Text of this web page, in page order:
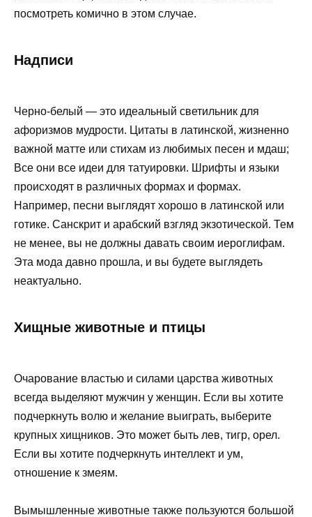
посмотреть комично в этом случае.
Надписи
Черно-белый — это идеальный светильник для
афоризмов мудрости. Цитаты в латинской, жизненно
важной матте или стихам из любимых песен и мдаш;
Все они все идеи для татуировки. Шрифты и языки
происходят в различных формах и формах.
Например, песни выглядят хорошо в латинской или
готике. Санскрит и арабский взгляд экзотической. Тем
не менее, вы не должны давать своим иероглифам.
Эта мода давно прошла, и вы будете выглядеть
неактуально.
Хищные животные и птицы
Очарование властью и силами царства животных
всегда выделяют мужчин у женщин. Если вы хотите
подчеркнуть волю и желание выиграть, выберите
крупных хищников. Это может быть лев, тигр, орел.
Если вы хотите подчеркнуть интеллект и ум,
отношение к змеям.
Вымышленные животные также пользуются большой